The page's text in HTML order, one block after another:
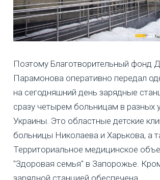
Поэтому Благотворительный фонд
Парамонова оперативно передал
на сегодняшний день зарядные
сразу четырем больницам в разных
Украины. Это областные детские
больницы Николаева и Харькова, а
Территориальное медицинское
"Здоровая семья" в Запорожье.
зарядной станцией обеспечена